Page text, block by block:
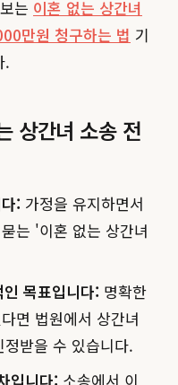
는 이혼 없는 상간녀
만원 청구하는 법 기
.
상간녀 소송 전
: 가정을 유지하면서
는 '이혼 없는 상간녀
목표입니다: 명확한
면 법원에서 상간녀
받을 수 있습니다.
입니다: 소송에서 이